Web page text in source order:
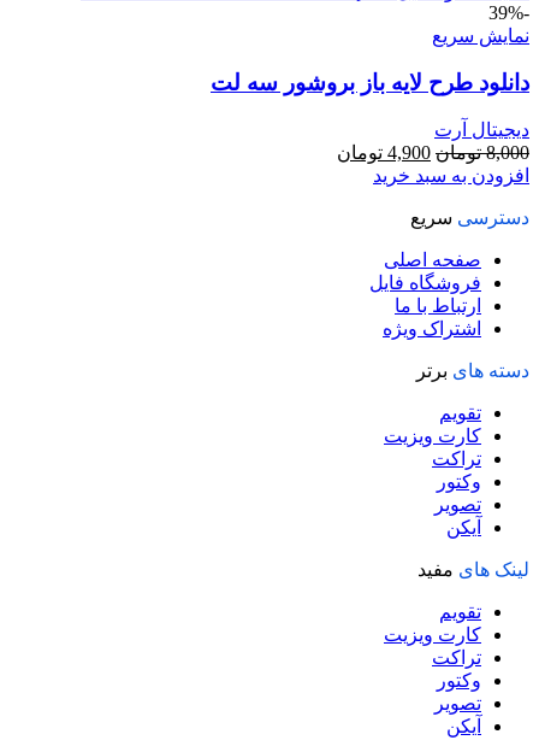
-39%
نمایش سریع
دانلود طرح لايه باز بروشور سه لت
دیجیتال آرت
8,000 تومان قیمت
اصلی
بود.
4,900 تومان
افزودن به سبد خرید
دسترسی سریع
صفحه اصلی
فروشگاه فایل
ارتباط با ما
اشتراک ویژه
دسته های برتر
تقویم
کارت ویزیت
تراکت
وکتور
تصویر
آیکن
لینک های مفید
تقویم
کارت ویزیت
تراکت
وکتور
تصویر
آیکن